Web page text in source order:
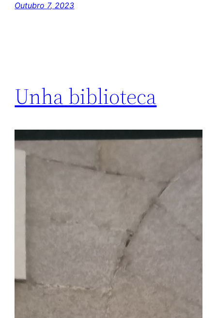
Outubro 7, 2023
Unha biblioteca